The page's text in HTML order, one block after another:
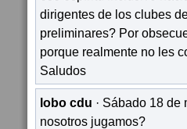
dirigentes de los clubes
preliminares? Por
porque realmente no les
Saludos
lobo cdu · Sábado 18 de
nosotros jugamos?